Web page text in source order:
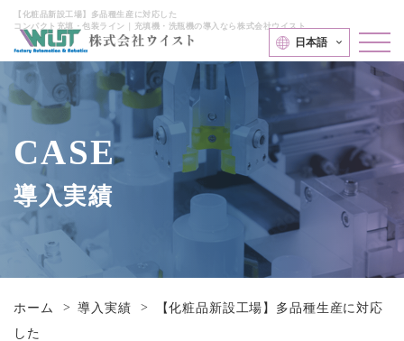
【化粧品新設工場】多品種生産に対応した
コンパクト充填・包装ライン｜充填機・洗瓶機の導入なら株式会社ウイスト
日本語
CASE
導入実績
ホーム 導入実績
【化粧品新設工場】多品種生産に対応
した